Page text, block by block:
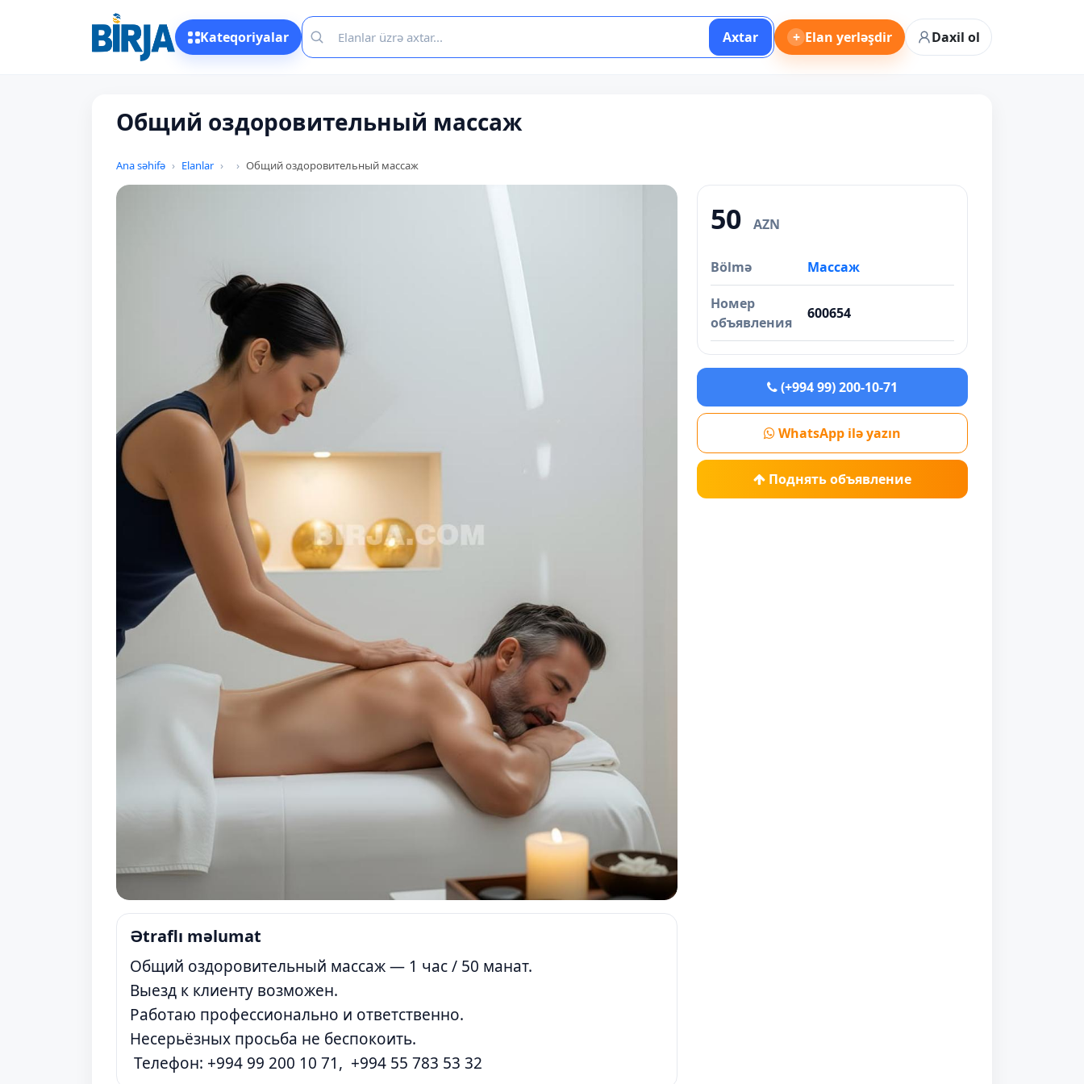
Kateqoriyalar Axtar + Elan yerləşdir Daxil ol
Общий оздоровительный массаж
Ana səhifə Elanlar Общий оздоровительный массаж
Ətraflı məlumat
Общий оздоровительный массаж — 1 час / 50 манат.
Выезд к клиенту возможен.
Работаю профессионально и ответственно.
Несерьёзных просьба не беспокоить.
Телефон: +994 99 200 10 71, +994 55 783 53 32
50 AZN
Bölmə Массаж
Номер
объявления
600654
(+994 99) 200-10-71
WhatsApp ilə yazın
Поднять объявление